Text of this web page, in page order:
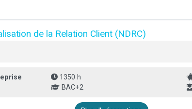
de la Relation Client (NDRC)
1350 h
BAC+2